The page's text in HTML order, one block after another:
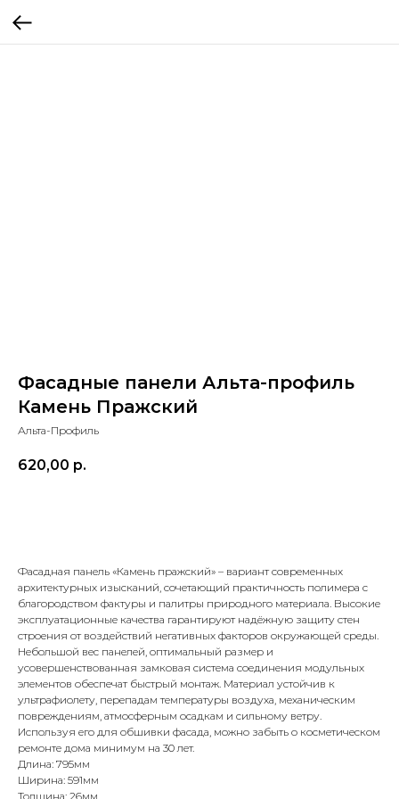
Фасадные панели Альта-профиль
Камень Пражский
Альта-Профиль
620,00 р.
Фасадная панель «Камень пражский» – вариант современных
архитектурных изысканий, сочетающий практичность полимера с
благородством фактуры и палитры природного материала. Высокие
эксплуатационные качества гарантируют надёжную защиту стен
строения от воздействий негативных факторов окружающей среды.
Небольшой вес панелей, оптимальный размер и
усовершенствованная замковая система соединения модульных
элементов обеспечат быстрый монтаж. Материал устойчив к
ультрафиолету, перепадам температуры воздуха, механическим
повреждениям, атмосферным осадкам и сильному ветру.
Используя его для обшивки фасада, можно забыть о косметическом
ремонте дома минимум на 30 лет.
Длина: 795мм
Ширина: 591мм
Толщина: 26мм